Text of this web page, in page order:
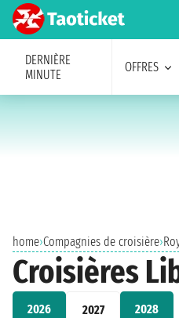
DERNIÈRE
MINUTE
OFFRES
home›Compagnies de croisière›
Croisières
2026 2027 2028